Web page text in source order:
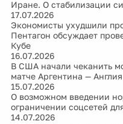
Иране. О стабилизации
17.07.2026
Экономисты ухудшили
Пентагон обсуждает
Кубе
16.07.2026
В США начали чеканить
матче Аргентина — Англия
15.07.2026
О возможном введении
ограничении соцсетей
14.07.2026